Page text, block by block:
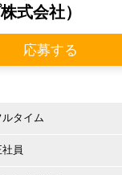
式会社）
応募する
ルタイム
社員